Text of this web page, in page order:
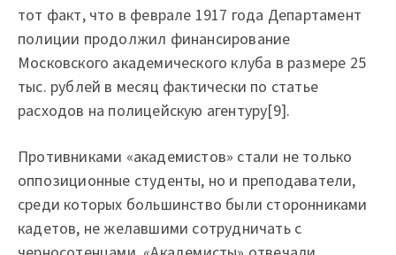
тот факт, что в феврале 1917 года Департамент
полиции продолжил финансирование
Московского академического клуба в размере 25
тыс. рублей в месяц фактически по статье
расходов на полицейскую агентуру[9].
Противниками «академистов» стали не только
оппозиционные студенты, но и преподаватели,
среди которых большинство были сторонниками
кадетов, не желавшими сотрудничать с